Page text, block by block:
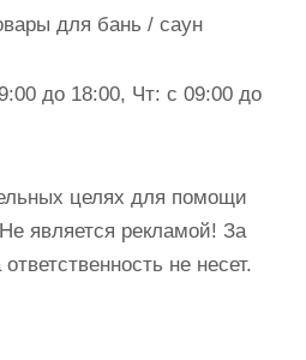
для бань / саун
до 18:00, Чт: с 09:00 до
целях для помощи
является рекламой! За
не несет.